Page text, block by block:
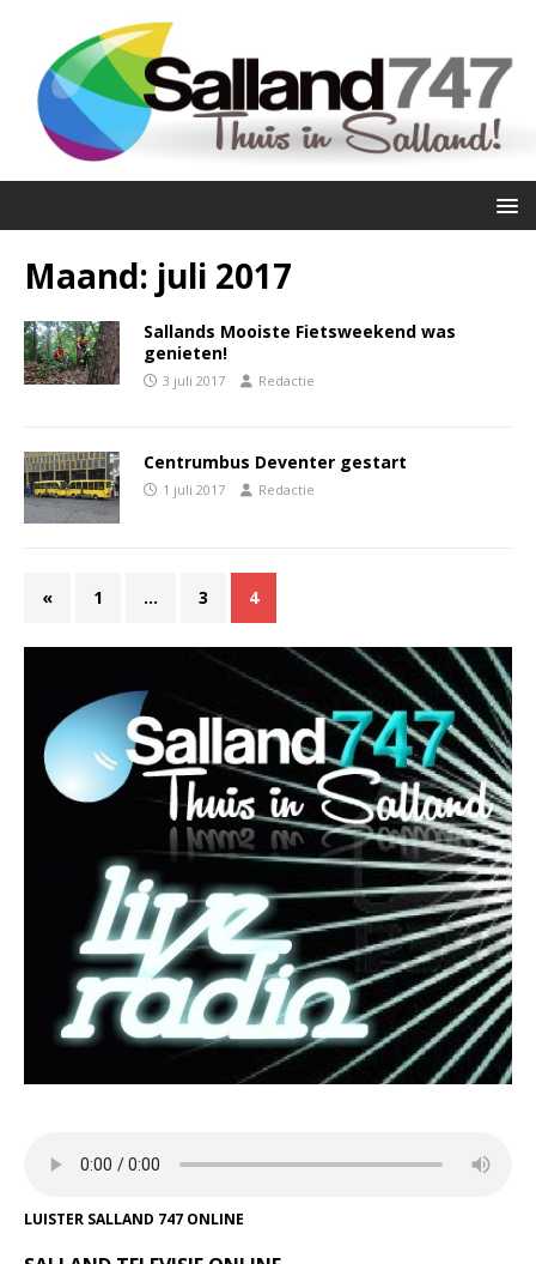
Maand: juli 2017
Sallands Mooiste Fietsweekend was
genieten!
3 juli 2017 Redactie
Centrumbus Deventer gestart
1 juli 2017 Redactie
« 1 … 3 4
LUISTER SALLAND 747 ONLINE